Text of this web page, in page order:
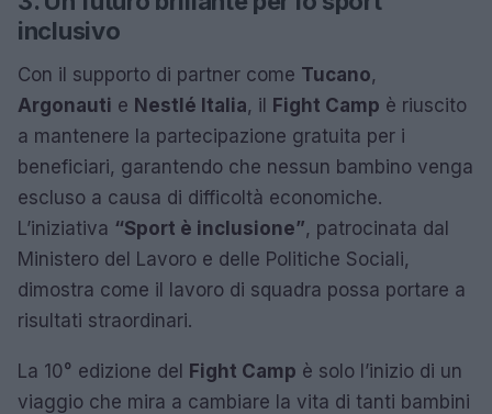
inclusivo
Con il supporto di partner come Tucano,
Argonauti e Nestlé Italia, il Fight Camp è riuscito
a mantenere la partecipazione gratuita per i
beneficiari, garantendo che nessun bambino venga
escluso a causa di difficoltà economiche.
L’iniziativa “Sport è inclusione”, patrocinata dal
Ministero del Lavoro e delle Politiche Sociali,
dimostra come il lavoro di squadra possa portare a
risultati straordinari.
La 10° edizione del Fight Camp è solo l’inizio di un
viaggio che mira a cambiare la vita di tanti bambini